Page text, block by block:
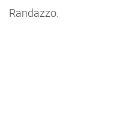
Randazzo.